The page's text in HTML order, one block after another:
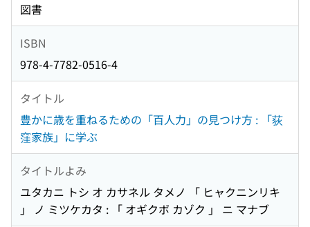
図書
ISBN
978-4-7782-0516-4
タイトル
豊かに歳を重ねるための「百人力」の見つけ方 : 「荻
窪家族」に学ぶ
タイトルよみ
ユタカニ トシ オ カサネル タメノ 「 ヒャクニンリキ
」 ノ ミツケカタ : 「 オギクボ カゾク 」 ニ マナブ